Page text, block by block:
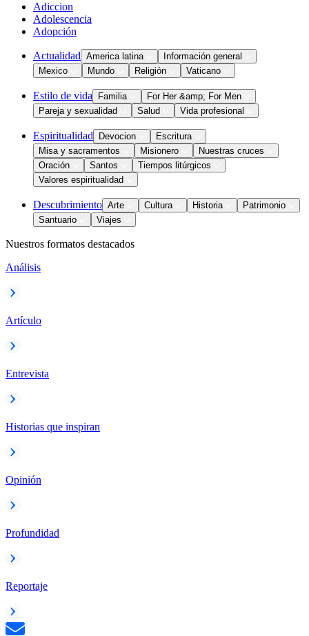
Adiccion
Adolescencia
Adopción
Actualidad America latina
Información general
Mexico
Mundo Religión Vaticano
Estilo de vida Familia
For Her &amp; For Men
Pareja y sexualidad
Salud Vida profesional
Espiritualidad Devocion
Escritura
Misa y sacramentos
Misionero
Nuestras cruces
Oración
Santos
Tiempos litúrgicos
Valores espiritualidad
Descubrimiento Arte Cultura Historia
Patrimonio
Santuario
Viajes
Nuestros formatos destacados
Análisis
Artículo
Entrevista
Historias que inspiran
Opinión
Profundidad
Reportaje